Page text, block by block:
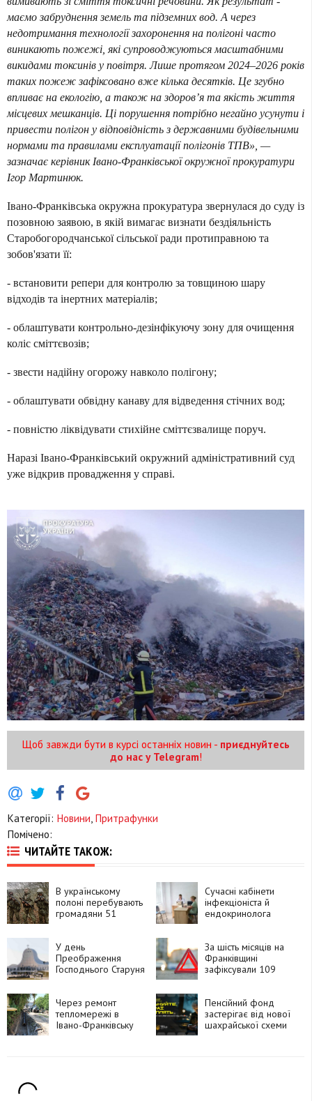
маємо забруднення земель та підземних вод. А через
недотримання технології захоронення на полігоні часто
виникають пожежі, які супроводжуються масштабними
викидами токсинів у повітря. Лише протягом 2024–2026 років
таких пожеж зафіксовано вже кілька десятків. Це згубно
впливає на екологію, а також на здоров’я та якість життя
місцевих мешканців. Ці порушення потрібно негайно усунути і
привести полігон у відповідність з державними будівельними
нормами та правилами експлуатації полігонів ТПВ», —
зазначає керівник Івано-Франківської окружної прокуратури
Ігор Мартинюк.
Івано-Франківська окружна прокуратура звернулася до суду із
позовною заявою, в якій вимагає визнати бездіяльність
Старобогородчанської сільської ради протиправною та
зобов'язати її:
- встановити репери для контролю за товщиною шару
відходів та інертних матеріалів;
- облаштувати контрольно-дезінфікуючу зону для очищення
коліс сміттєвозів;
- звести надійну огорожу навколо полігону;
- облаштувати обвідну канаву для відведення стічних вод;
- повністю ліквідувати стихійне сміттєзвалище поруч.
Наразі Івано-Франківський окружний адміністративний суд
уже відкрив провадження у справі.
Щоб завжди бути в курсі останніх новин - приєднуйтесь
до нас у Telegram!
Категорії: Новини Притрафунки
Помічено:
ЧИТАЙТЕ ТАКОЖ:
В українському
полоні перебувають
громадяни 51
Сучасні кабінети
інфекціоніста й
ендокринолога
Івано-Франківську
У день
Преображення
Господнього Старуня
За шість місяців на
Франківщині
зафіксували 109
Через ремонт
тепломережі в
Івано-Франківську
Пенсійний фонд
застерігає від нової
шахрайської схеми